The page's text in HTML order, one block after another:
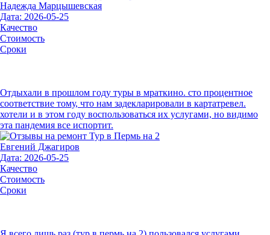
Надежда Марцышевская
Дата: 2026-05-25
Качество
Стоимость
Сроки
Отдыхали в прошлом году туры в мраткино. сто процентное
соответствие тому, что нам задекларировали в картатревел.
хотели и в этом году воспользоваться их услугами, но видимо
эта пандемия все испортит.
Евгений Джагиров
Дата: 2026-05-25
Качество
Стоимость
Сроки